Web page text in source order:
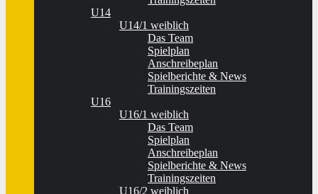
U14
U14/1 weiblich
Das Team
Spielplan
Anschreibeplan
Spielberichte & News
Trainingszeiten
U16
U16/1 weiblich
Das Team
Spielplan
Anschreibeplan
Spielberichte & News
Trainingszeiten
U16/2 weiblich